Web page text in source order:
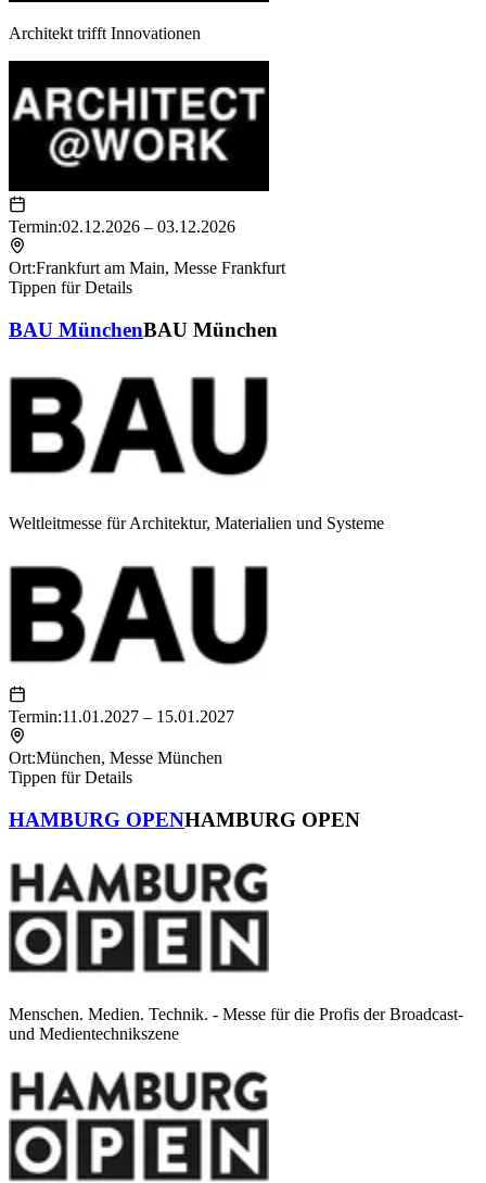
Architekt trifft Innovationen
Termin:02.12.2026 – 03.12.2026
Ort:Frankfurt am Main, Messe Frankfurt
Tippen für Details
BAU MünchenBAU München
Weltleitmesse für Architektur, Materialien und Systeme
Termin:11.01.2027 – 15.01.2027
Ort:München, Messe München
Tippen für Details
HAMBURG OPENHAMBURG OPEN
Menschen. Medien. Technik. - Messe für die Profis der Broadcast-
und Medientechnikszene